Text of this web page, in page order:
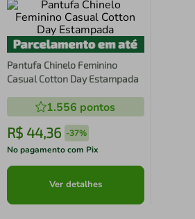
Pantufa Chinelo Feminino
Casual Cotton Day Estampada
1.556 pontos
R$ 44,36 -37%
No pagamento com Pix
Ver detalhes